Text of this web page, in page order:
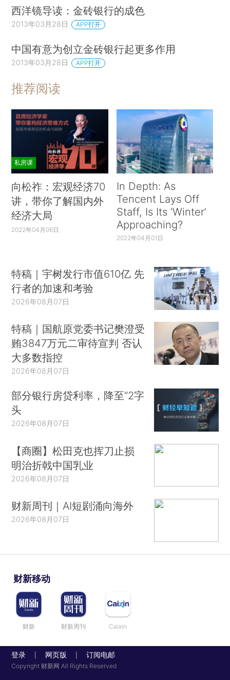
西洋镜导读：金砖银行的成色
2013年03月28日 APP打开
中国有意为创立金砖银行起更多作用
2013年03月28日 APP打开
推荐阅读
私房课
向松祚：宏观经济70
讲，带你了解国内外
经济大局
2022年04月06日
In Depth: As
Tencent Lays Off
Staff, Is Its ‘Winter’
Approaching?
2022年04月01日
特稿｜宇树发行市值610亿 先
行者的加速和考验
2026年08月07日
特稿｜国航原党委书记樊澄受
贿3847万元二审待宣判 否认
大多数指控
2026年08月07日
部分银行房贷利率，降至“2字
头
2026年08月07日
【商圈】松田克也挥刀止损
明治折戟中国乳业
2026年08月07日
财新周刊｜AI短剧涌向海外
2026年08月07日
财新移动
财新 财新周刊 Caixin
登录 网页版 订阅电邮
Copyright 财新网 All Rights Reserved